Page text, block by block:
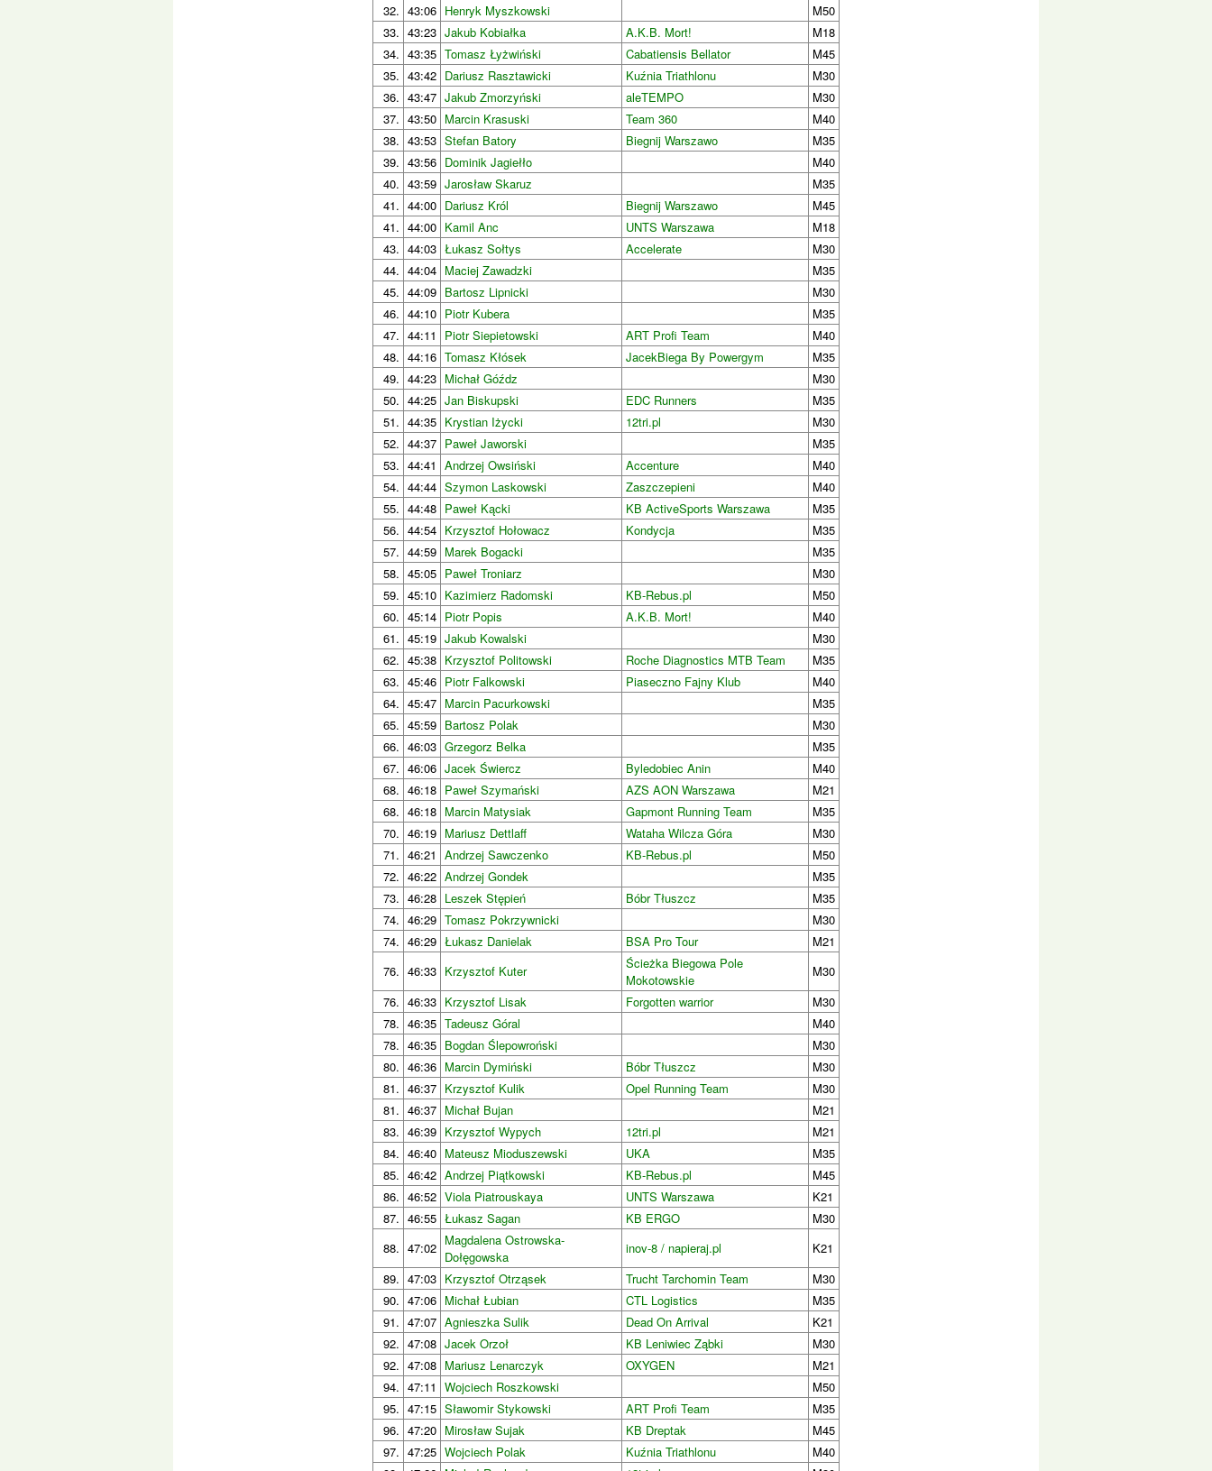
32. 43:06 Henryk Myszkowski
M50
33. 43:23 Jakub Kobiałka A.K.B. Mort!
M18
34. 43:35 Tomasz Łyżwiński Cabatiensis Bellator
M45
35. 43:42 Dariusz Rasztawicki Kuźnia Triathlonu
M30
36. 43:47 Jakub Zmorzyński aleTEMPO
M30
37. 43:50 Marcin Krasuski Team 360
M40
38. 43:53 Stefan Batory Biegnij Warszawo
M35
39. 43:56 Dominik Jagiełło
M40
40. 43:59 Jarosław Skaruz
M35
41. 44:00 Dariusz Król Biegnij Warszawo
M45
41. 44:00 Kamil Anc UNTS Warszawa
M18
43. 44:03 Łukasz Sołtys Accelerate
M30
44. 44:04 Maciej Zawadzki
M35
45. 44:09 Bartosz Lipnicki
M30
46. 44:10 Piotr Kubera
M35
47. 44:11 Piotr Siepietowski ART Profi Team
M40
48. 44:16 Tomasz Kłósek JacekBiega By Powergym
M35
49. 44:23 Michał Góźdz
M30
50. 44:25 Jan Biskupski EDC Runners
M35
51. 44:35 Krystian Iżycki 12tri.pl
M30
52. 44:37 Paweł Jaworski
M35
53. 44:41 Andrzej Owsiński Accenture
M40
54. 44:44 Szymon Laskowski Zaszczepieni
M40
55. 44:48 Paweł Kącki KB ActiveSports Warszawa
M35
56. 44:54 Krzysztof Hołowacz Kondycja
M35
57. 44:59 Marek Bogacki
M35
58. 45:05 Paweł Troniarz
M30
59. 45:10 Kazimierz Radomski KB-Rebus.pl
M50
60. 45:14 Piotr Popis A.K.B. Mort!
M40
61. 45:19 Jakub Kowalski
M30
62. 45:38 Krzysztof Politowski Roche Diagnostics MTB Team
M35
63. 45:46 Piotr Falkowski Piaseczno Fajny Klub
M40
64. 45:47 Marcin Pacurkowski
M35
65. 45:59 Bartosz Polak
M30
66. 46:03 Grzegorz Belka
M35
67. 46:06 Jacek Świercz Byledobiec Anin
M40
68. 46:18 Paweł Szymański AZS AON Warszawa
M21
68. 46:18 Marcin Matysiak Gapmont Running Team
M35
70. 46:19 Mariusz Dettlaff Wataha Wilcza Góra
M30
71. 46:21 Andrzej Sawczenko KB-Rebus.pl
M50
72. 46:22 Andrzej Gondek
M35
73. 46:28 Leszek Stępień Bóbr Tłuszcz
M35
74. 46:29 Tomasz Pokrzywnicki
M30
74. 46:29 Łukasz Danielak BSA Pro Tour
M21
76. 46:33 Krzysztof Kuter
Ścieżka Biegowa Pole
Mokotowskie
M30
76. 46:33 Krzysztof Lisak Forgotten warrior
M30
78. 46:35 Tadeusz Góral
M40
78. 46:35 Bogdan Ślepowroński
M30
80. 46:36 Marcin Dymiński Bóbr Tłuszcz
M30
81. 46:37 Krzysztof Kulik Opel Running Team
M30
81. 46:37 Michał Bujan
M21
83. 46:39 Krzysztof Wypych 12tri.pl
M21
84. 46:40 Mateusz Mioduszewski UKA
M35
85. 46:42 Andrzej Piątkowski KB-Rebus.pl
M45
86. 46:52 Viola Piatrouskaya UNTS Warszawa
K21
87. 46:55 Łukasz Sagan KB ERGO
M30
88. 47:02 Magdalena Ostrowska-
Dołęgowska
inov-8 / napieraj.pl
K21
89. 47:03 Krzysztof Otrząsek Trucht Tarchomin Team
M30
90. 47:06 Michał Łubian CTL Logistics
M35
91. 47:07 Agnieszka Sulik Dead On Arrival
K21
92. 47:08 Jacek Orzoł KB Leniwiec Ząbki
M30
92. 47:08 Mariusz Lenarczyk OXYGEN
M21
94. 47:11 Wojciech Roszkowski
M50
95. 47:15 Sławomir Stykowski ART Profi Team
M35
96. 47:20 Mirosław Sujak KB Dreptak
M45
97. 47:25 Wojciech Polak Kuźnia Triathlonu
M40